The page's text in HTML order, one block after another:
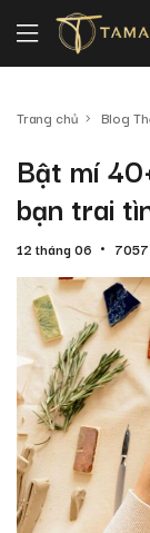
Trang chủ Blog
Bật mí
bạn trai
12 tháng 06